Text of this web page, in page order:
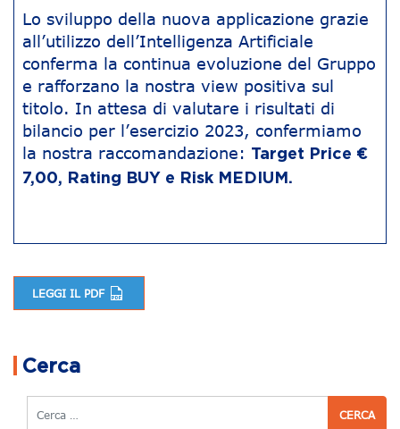
Lo sviluppo della nuova applicazione grazie
all’utilizzo dell’Intelligenza Artificiale
conferma la continua evoluzione del Gruppo
e rafforzano la nostra view positiva sul
titolo. In attesa di valutare i risultati di
bilancio per l’esercizio 2023, confermiamo
la nostra raccomandazione: Target Price €
7,00, Rating BUY e Risk MEDIUM.
LEGGI IL PDF
Cerca
Cerca